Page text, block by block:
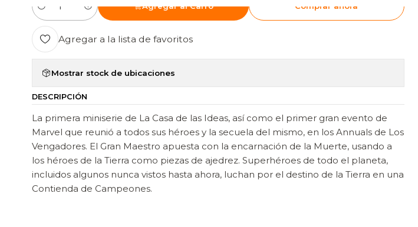
Cantidad
Agregar al Carro Comprar ahora
Agregar a la lista de favoritos
Mostrar stock de ubicaciones
DESCRIPCIÓN
La primera miniserie de La Casa de las Ideas, así como el primer gran evento de
Marvel que reunió a todos sus héroes y la secuela del mismo, en los Annuals de Los
Vengadores. El Gran Maestro apuesta con la encarnación de la Muerte, usando a
los héroes de la Tierra como piezas de ajedrez. Superhéroes de todo el planeta,
incluidos algunos nunca vistos hasta ahora, luchan por el destino de la Tierra en una
Contienda de Campeones.